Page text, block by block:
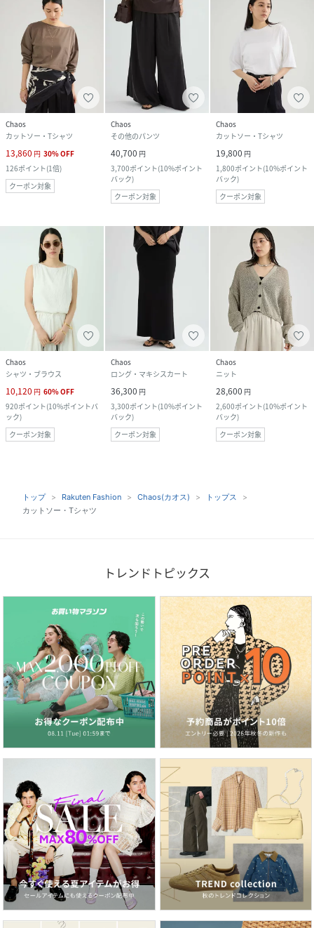
Chaos
カットソー・Tシャツ
13,860 円 30%OFF
126ポイント(1倍)
クーポン対象
Chaos
その他のパンツ
40,700 円
3,700ポイント(10%ポイント
バック)
クーポン対象
Chaos
カットソー・Tシャツ
19,800 円
1,800ポイント(10%ポイント
バック)
クーポン対象
Chaos
シャツ・ブラウス
10,120 円 60%OFF
920ポイント(10%ポイントバ
ック)
クーポン対象
Chaos
ロング・マキシスカート
36,300 円
3,300ポイント(10%ポイント
バック)
クーポン対象
Chaos
ニット
28,600 円
2,600ポイント(10%ポイント
バック)
クーポン対象
トップ Rakuten Fashion Chaos(カオス)
トップス
カットソー・Tシャツ
トレンドトピックス